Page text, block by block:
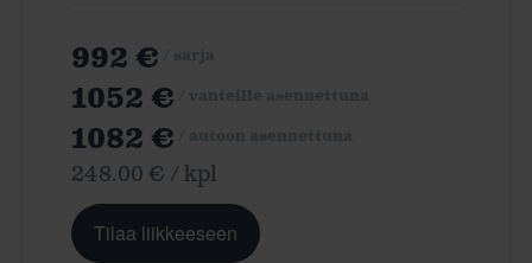
992 €
1052 €
1082 €
248.00 € / kpl
Tilaa liikkeeseen